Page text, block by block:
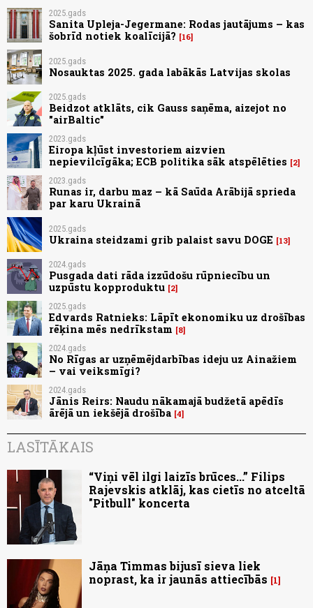
2025.gads
Sanita Upleja-Jegermane: Rodas jautājums – kas
šobrīd notiek koalīcijā?
16
2025.gads
Nosauktas 2025. gada labākās Latvijas skolas
2025.gads
Beidzot atklāts, cik Gauss saņēma, aizejot no
"airBaltic"
2023.gads
Eiropa kļūst investoriem aizvien
nepievilcīgāka; ECB politika sāk atspēlēties
2
2023.gads
Runas ir, darbu maz – kā Saūda Arābijā sprieda
par karu Ukrainā
2025.gads
Ukraina steidzami grib palaist savu DOGE 13
2024.gads
Pusgada dati rāda izzūdošu rūpniecību un
uzpūstu kopproduktu 2
2025.gads
Edvards Ratnieks: Lāpīt ekonomiku uz drošības
rēķina mēs nedrīkstam
8
2024.gads
No Rīgas ar uzņēmējdarbības ideju uz Ainažiem
– vai veiksmīgi?
2024.gads
Jānis Reirs: Naudu nākamajā budžetā apēdīs
ārējā un iekšējā drošība 4
LASĪTĀKAIS
“Viņi vēl ilgi laizīs brūces...” Filips
Rajevskis atklāj, kas cietīs no atceltā
"Pitbull" koncerta
Jāņa Timmas bijusī sieva liek
noprast, ka ir jaunās attiecībās
1